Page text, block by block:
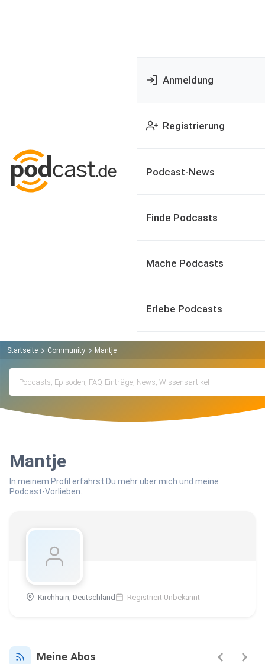
Anmeldung
Registrierung
Podcast-News
Finde Podcasts
Mache Podcasts
Erlebe Podcasts
Startseite Community Mantje
Mantje
In meinem Profil erfährst Du mehr über mich und meine
Podcast-Vorlieben.
Kirchhain, Deutschland Registriert Unbekannt
Meine Abos